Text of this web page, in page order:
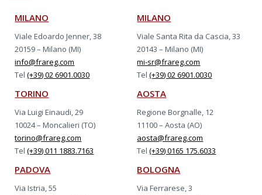
MILANO
Viale Edoardo Jenner, 38
20159 – Milano (MI)
info@frareg.com
Tel(+39) 02 6901.0030
MILANO
Viale Santa Rita da Cascia, 33
20143 – Milano (MI)
mi-sr@frareg.com
Tel(+39) 02 6901.0030
TORINO
Via Luigi Einaudi, 29
10024 – Moncalieri (TO)
torino@frareg.com
Tel(+39) 011 1883.7163
AOSTA
Regione Borgnalle, 12
11100 – Aosta (AO)
aosta@frareg.com
Tel(+39) 0165 175.6033
PADOVA
Via Istria, 55
BOLOGNA
Via Ferrarese, 3